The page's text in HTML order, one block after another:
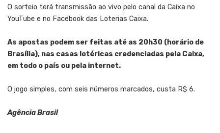
O sorteio terá transmissão ao vivo pelo canal da Caixa no
YouTube e no Facebook das Loterias Caixa.
As apostas podem ser feitas até as 20h30 (horário de
Brasília), nas casas lotéricas credenciadas pela Caixa,
em todo o país ou pela internet.
O jogo simples, com seis números marcados, custa R$ 6.
Agência Brasil